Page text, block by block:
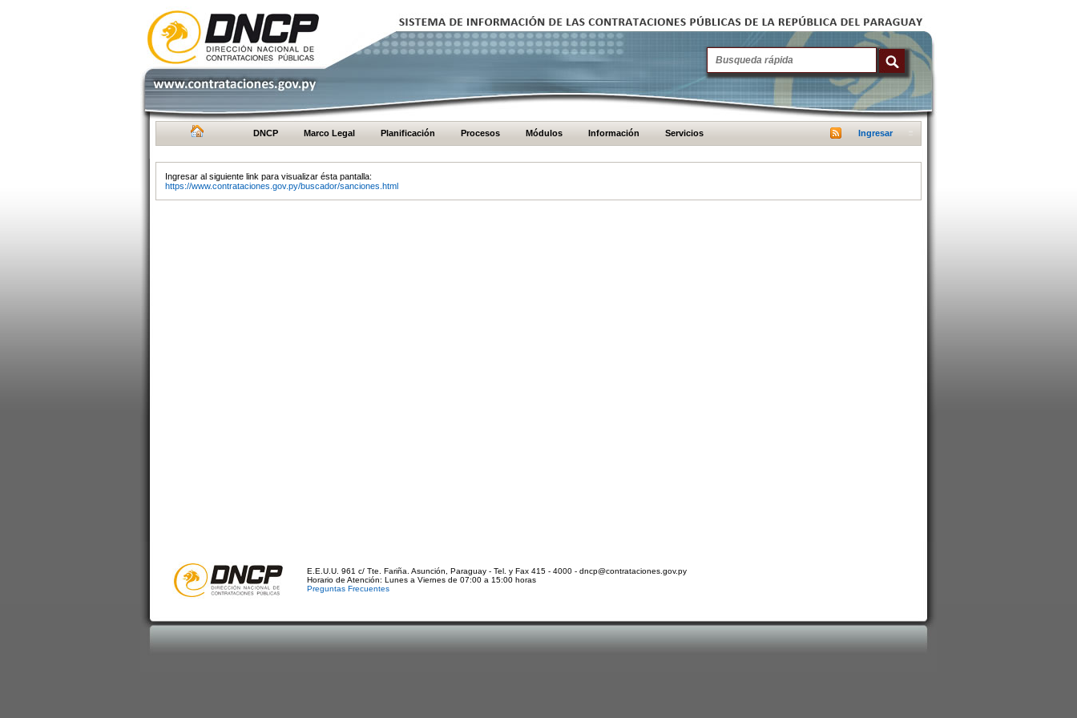
DNCP Marco Legal Planificación Procesos Módulos Información Servicios Ingresar
Ingresar al siguiente link para visualizar ésta pantalla:
https://www.contrataciones.gov.py/buscador/sanciones.html
E.E.U.U. 961 c/ Tte. Fariña. Asunción, Paraguay - Tel. y Fax 415 - 4000 - dncp@contrataciones.gov.py
Horario de Atención: Lunes a Viernes de 07:00 a 15:00 horas
Preguntas Frecuentes